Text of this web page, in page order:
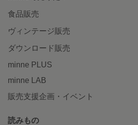
食品販売
ヴィンテージ販売
ダウンロード販売
minne PLUS
minne LAB
販売支援企画・イベント
読みもの